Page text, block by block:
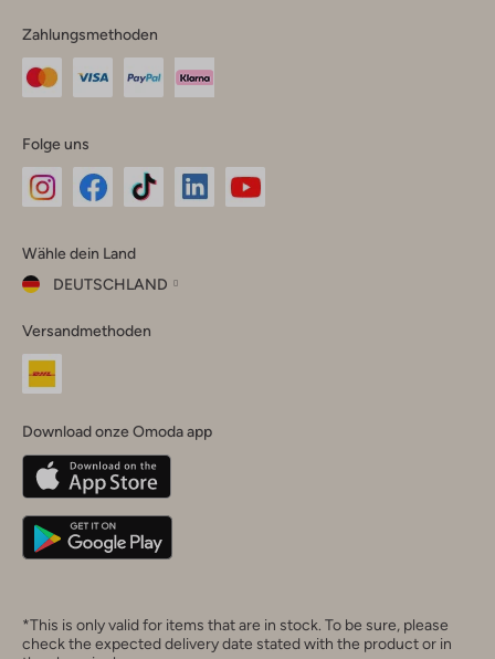
Zahlungsmethoden
Folge uns
Instagram
Facebook
TikTok
Wähle dein Land
DEUTSCHLAND
dein
Land
Belgique(Français)
Deutschland
Versandmethoden
Download onze Omoda app
*This is only valid for items that are in stock. To be sure, please
check the expected delivery date stated with the product or in